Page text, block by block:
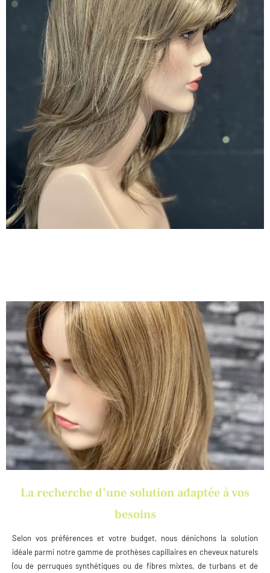
La recherche d’une solution adaptée à vos
besoins
Selon vos préférences et votre budget, nous dénichons la solution
idéale parmi notre gamme de prothèses capillaires en cheveux naturels
(ou de perruques synthétiques ou de fibres mixtes, de turbans et de